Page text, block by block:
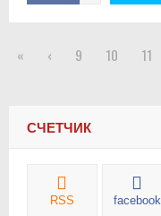
« ‹ 9 10 11
СЧЕТЧИК
RSS facebook